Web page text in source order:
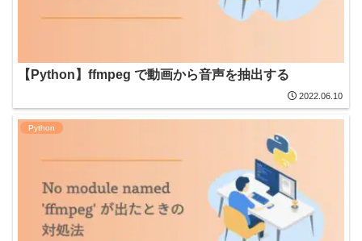
【Python】ffmpeg で動画から音声を抽出する
2022.06.10
Python